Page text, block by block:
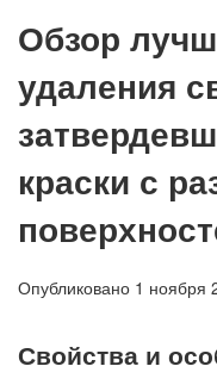
Обзор
удаления
краски с
Опубликовано 1 ноября
Свойства и